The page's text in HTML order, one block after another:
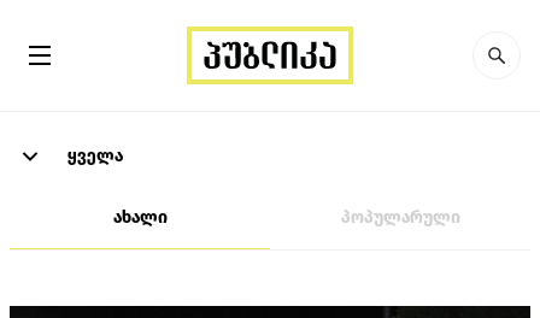
ყველა
ახალი პოპულარული